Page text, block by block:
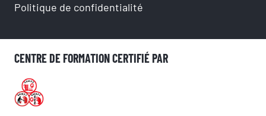
Politique de confidentialité
CENTRE DE FORMATION CERTIFIÉ PAR